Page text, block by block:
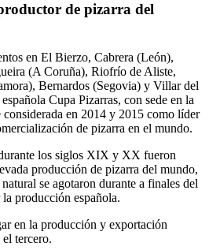
de pizarra del
en El Bierzo, Cabrera (León),
(A Coruña), Riofrío de Aliste,
Bernardos (Segovia) y Villar del
Cupa Pizarras, con sede en la
en 2014 y 2015 como líder
de pizarra en el mundo.
los siglos XIX y XX fueron
producción de pizarra del mundo,
se agotaron durante a finales del
producción española.
en la producción y exportación
tercero.